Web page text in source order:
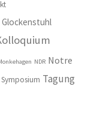
Glockenstuhl
NDR Notre
Symposium Tagung